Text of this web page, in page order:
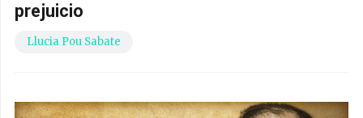
prejuicio
Llucia Pou Sabate